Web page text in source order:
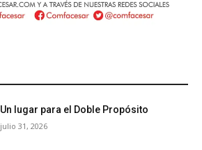
Un lugar para el Doble Propósito
julio 31, 2026